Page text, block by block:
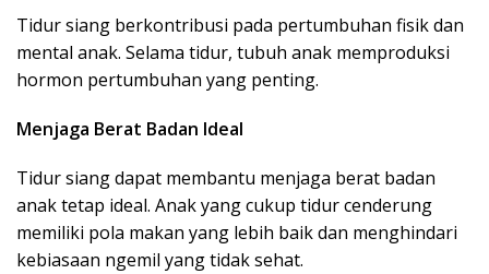
Tidur siang berkontribusi pada pertumbuhan fisik dan
mental anak. Selama tidur, tubuh anak memproduksi
hormon pertumbuhan yang penting.
Menjaga Berat Badan Ideal
Tidur siang dapat membantu menjaga berat badan
anak tetap ideal. Anak yang cukup tidur cenderung
memiliki pola makan yang lebih baik dan menghindari
kebiasaan ngemil yang tidak sehat.